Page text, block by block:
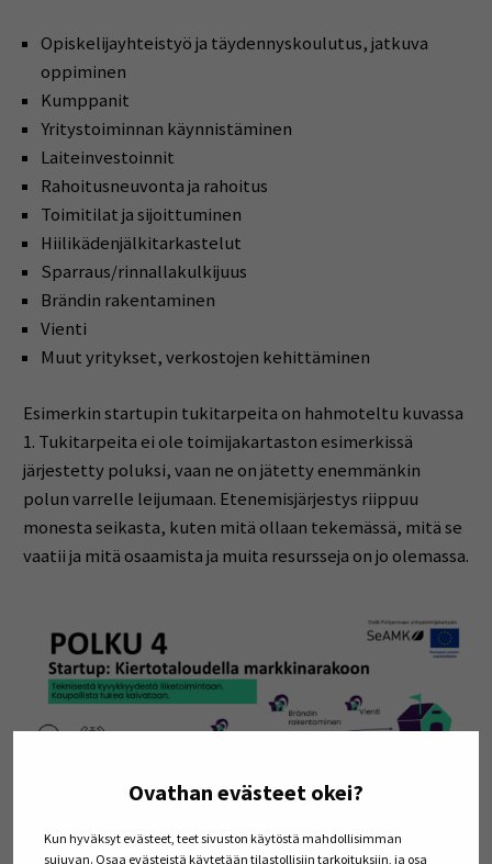
Ovathan evästeet okei?
Kun hyväksyt evästeet, teet sivuston käytöstä mahdollisimman
sujuvan. Osaa evästeistä käytetään tilastollisiin tarkoituksiin, ja osa
Opiskelijayhteistyö ja täydennyskoulutus, jatkuva
oppiminen
Kumppanit
Yritystoiminnan käynnistäminen
Laiteinvestoinnit
Rahoitusneuvonta ja rahoitus
Toimitilat ja sijoittuminen
Hiilikädenjälkitarkastelut
Sparraus/rinnalla­kulkijuus
Brändin rakentaminen
Vienti
Muut yritykset, verkostojen kehittäminen
Esimerkin startupin tukitarpeita on hahmoteltu kuvassa
1. Tukitarpeita ei ole toimijakartaston esimerkissä
järjestetty poluksi, vaan ne on jätetty enemmänkin
polun varrelle leijumaan. Etenemisjärjestys riippuu
monesta seikasta, kuten mitä ollaan tekemässä, mitä se
vaatii ja mitä osaamista ja muita resursseja on jo olemassa.